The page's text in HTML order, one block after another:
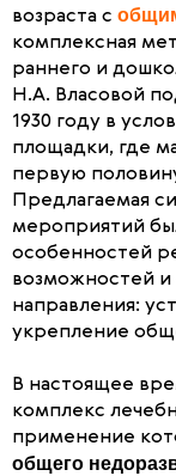
возраста с
комплексная
раннего и
Н.А. Власовой
1930 году в
площадки, где
первую
Предлагаемая
мероприятий
особенностей
возможностей и
направления:
укрепление
В настоящее
комплекс
применение
общего